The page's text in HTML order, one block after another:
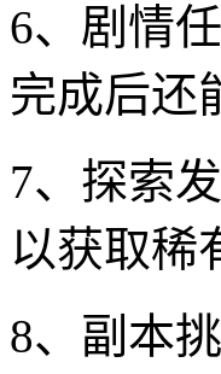
6、剧情
完成后还
7、探索
以获取稀
8、副本